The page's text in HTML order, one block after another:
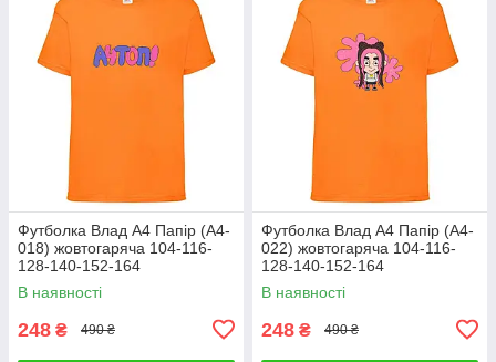
Футболка Влад А4 Папір (А4-
018) жовтогаряча 104-116-
128-140-152-164
В наявності
248 ₴ 490 ₴
Футболка Влад А4 Папір (А4-
022) жовтогаряча 104-116-
128-140-152-164
В наявності
248 ₴ 490 ₴